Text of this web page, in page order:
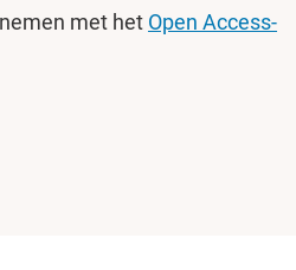
met het Open Access-